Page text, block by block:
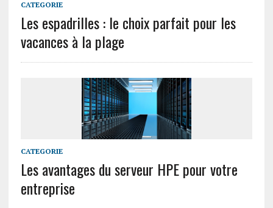
CATEGORIE
Les espadrilles : le choix parfait pour les
vacances à la plage
CATEGORIE
Les avantages du serveur HPE pour votre
entreprise